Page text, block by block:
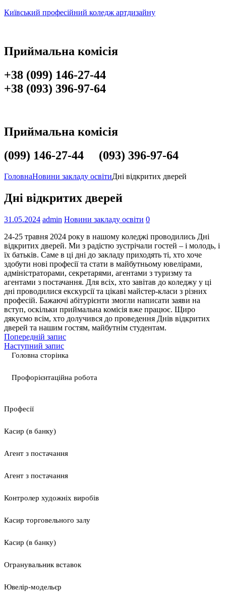
Київський професійний коледж артдизайну
Приймальна комісія
+38 (099) 146-27-44
+38 (093) 396-97-64
Приймальна комісія
(099) 146-27-44 (093) 396-97-64
ГоловнаНовини закладу освітиДні відкритих дверей
Дні відкритих дверей
31.05.2024 admin Новини закладу освіти 0
24-25 травня 2024 року в нашому коледжі проводились Дні
відкритих дверей. Ми з радістю зустрічали гостей – і молодь, і
їх батьків. Саме в ці дні до закладу приходять ті, хто хоче
здобути нові професії та стати в майбутньому ювелірами,
адміністраторами, секретарями, агентами з туризму та
агентами з постачання. Для всіх, хто завітав до коледжу у ці
дні проводилися екскурсії та цікаві майстер-класи з різних
професій. Бажаючі абітурієнти змогли написати заяви на
вступ, оскільки приймальна комісія вже працює. Щиро
дякуємо всім, хто долучився до проведення Днів відкритих
дверей та нашим гостям, майбутнім студентам.
Попередній запис
Наступний запис
Головна сторінка
Профорієнтаційна робота
Професії
Касир (в банку)
Агент з постачання
Агент з постачання
Контролер художніх виробів
Касир торговельного залу
Касир (в банку)
Огранувальник вставок
Ювелір-модельєр